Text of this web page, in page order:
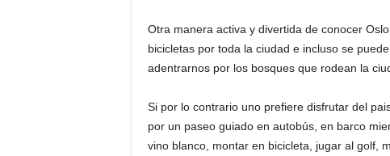
Otra manera activa y divertida de conocer
bicicletas por toda la ciudad e incluso se
adentrarnos por los bosques que rodean la
Si por lo contrario uno prefiere disfrutar del
por un paseo guiado en autobús, en barco
vino blanco, montar en bicicleta, jugar al golf,